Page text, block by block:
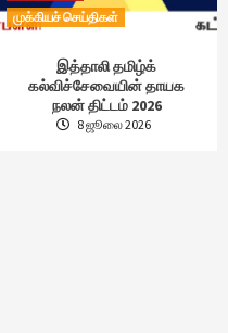
முக்கியச் செய்திகள்
இத்தாலி தமிழ்க்
கல்விச்சேவையின் தாயக
நலன் திட்டம் 2026
8 ஜூலை 2026